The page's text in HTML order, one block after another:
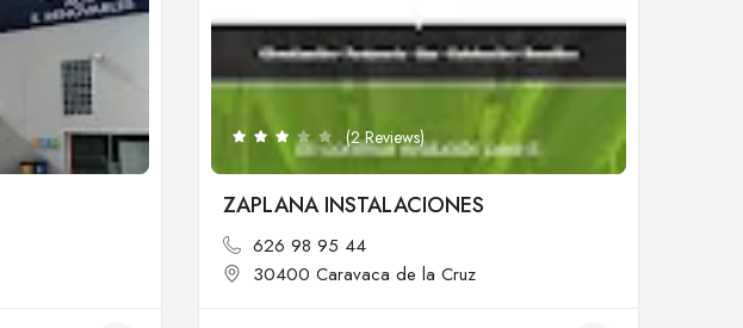
(2 Reviews)
ZAPLANA INSTALACIONES
626 98 95 44
30400 Caravaca de la Cruz